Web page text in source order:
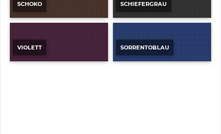
SCHOKO SCHIEFERGRAU
VIOLETT SORRENTOBLAU